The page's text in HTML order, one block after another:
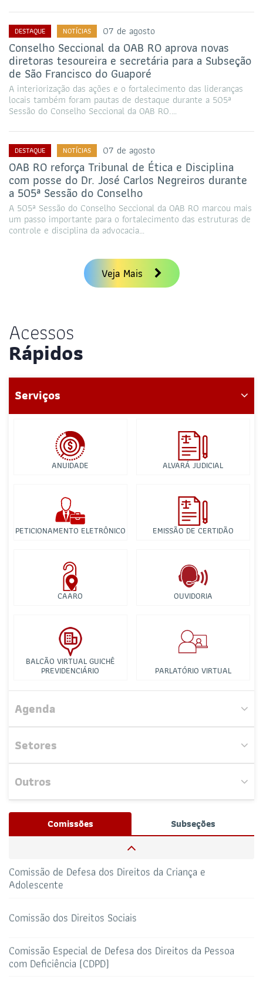
DESTAQUE NOTÍCIAS 07 de agosto
Conselho Seccional da OAB RO aprova novas
diretoras tesoureira e secretária para a Subseção
de São Francisco do Guaporé
A interiorização das ações e o fortalecimento das lideranças
locais também foram pautas de destaque durante a 505ª
Sessão do Conselho Seccional da OAB RO.…
DESTAQUE NOTÍCIAS 07 de agosto
OAB RO reforça Tribunal de Ética e Disciplina
com posse do Dr. José Carlos Negreiros durante
a 505ª Sessão do Conselho
A 505ª Sessão do Conselho Seccional da OAB RO marcou mais
um passo importante para o fortalecimento das estruturas de
controle e disciplina da advocacia…
Veja Mais
Acessos
Rápidos
Serviços
ANUIDADE ALVARÁ JUDICIAL
PETICIONAMENTO ELETRÔNICO EMISSÃO DE CERTIDÃO
CAARO OUVIDORIA
BALCÃO VIRTUAL GUICHÊ
PREVIDENCIÁRIO PARLATÓRIO VIRTUAL
Agenda
Nenhum evento próximo encontrado.
Setores
Josué Henrique, / Whatsapp (32172100)
RESPONSÁVEIS
69 3217-2099
TELEFONE
E-MAIL
Outros
TRIBUNAL DE ÉTICA
Comissões Subseções
Comissão De Defesa Dos Direitos Dos Idosos
Comissão de Direito da Saúde
Comissão do Agronegócio
Comissão de Defesa dos Direitos da Criança e
Adolescente
Comissão dos Direitos Sociais
Comissão Especial de Defesa dos Direitos da Pessoa
com Deficiência (CDPD)